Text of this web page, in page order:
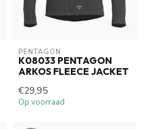
PENTAGON
K08033 PENTAGON
ARKOS FLEECE JACKET
€29,95
Op voorraad